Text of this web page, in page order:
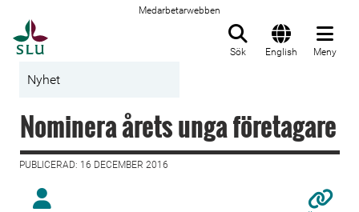
Medarbetarwebben
Sök English Meny
Nyhet
Nominera årets unga företagare
PUBLICERAD: 16 DECEMBER 2016